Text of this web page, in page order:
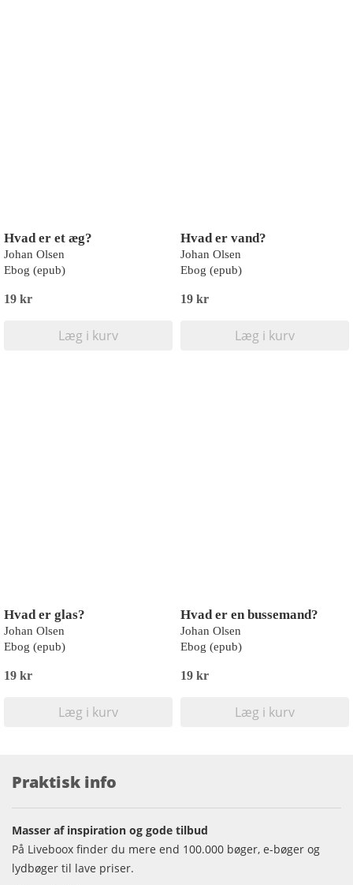
Hvad er et æg?
Johan Olsen
Ebog (epub)
19 kr
Læg i kurv
Hvad er vand?
Johan Olsen
Ebog (epub)
19 kr
Læg i kurv
Hvad er glas?
Johan Olsen
Ebog (epub)
19 kr
Læg i kurv
Hvad er en bussemand?
Johan Olsen
Ebog (epub)
19 kr
Læg i kurv
Praktisk info
Masser af inspiration og gode tilbud
På Liveboox finder du mere end 100.000 bøger, e-bøger og
lydbøger til lave priser.